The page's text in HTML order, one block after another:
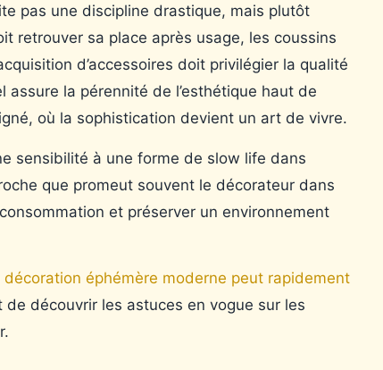
pas une discipline drastique, mais plutôt
retrouver sa place après usage, les coussins
d’accessoires doit privilégier la qualité
la pérennité de l’esthétique haut de
où la sophistication devient un art de vivre.
sensibilité à une forme de slow life dans
que promeut souvent le décorateur dans
et préserver un environnement
décoration éphémère moderne peut rapidement
découvrir les astuces en vogue sur les